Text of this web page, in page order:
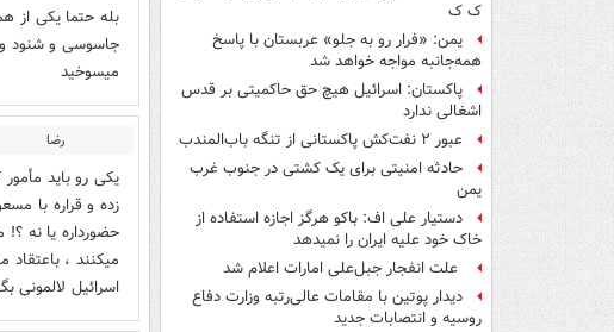
ک ک
یمن: «فرار رو به جلو» عربستان با پاسخ
همه‌جانبه‌ مواجه خواهد شد
پاکستان: اسرائیل هیچ حق حاکمیتی بر قدس
اشغالی ندارد
عبور ۲ نفت‌کش پاکستانی از تنگه باب‌المندب
حادثه امنیتی برای یک کشتی در جنوب غرب
یمن
دستیار علی اف: باکو هرگز اجازه استفاده از
خاک خود علیه ایران را نمیدهد
علت انفجار جبل‌علی امارات اعلام شد
دیدار پوتین با مقامات عالی‌رتبه وزارت دفاع
روسیه و انتصابات جدید
بله حتما یکی از
جاسوسی و شنود و
میسوخید
رضا
يكى رو بايد
زده و قراره با
حضورداره يا نه
ميكنند ،
اسرائيل لالمونى